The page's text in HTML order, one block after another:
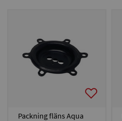
Packning fläns Aqua